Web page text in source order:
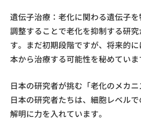
遺伝子治療：老化に関わる遺伝子
調整することで老化を抑制する研
す。まだ初期段階ですが、将来的
本から治療する可能性を秘めていま
日本の研究者が挑む「老化のメカニ
日本の研究者たちは、細胞レベル
解明に力を入れています。